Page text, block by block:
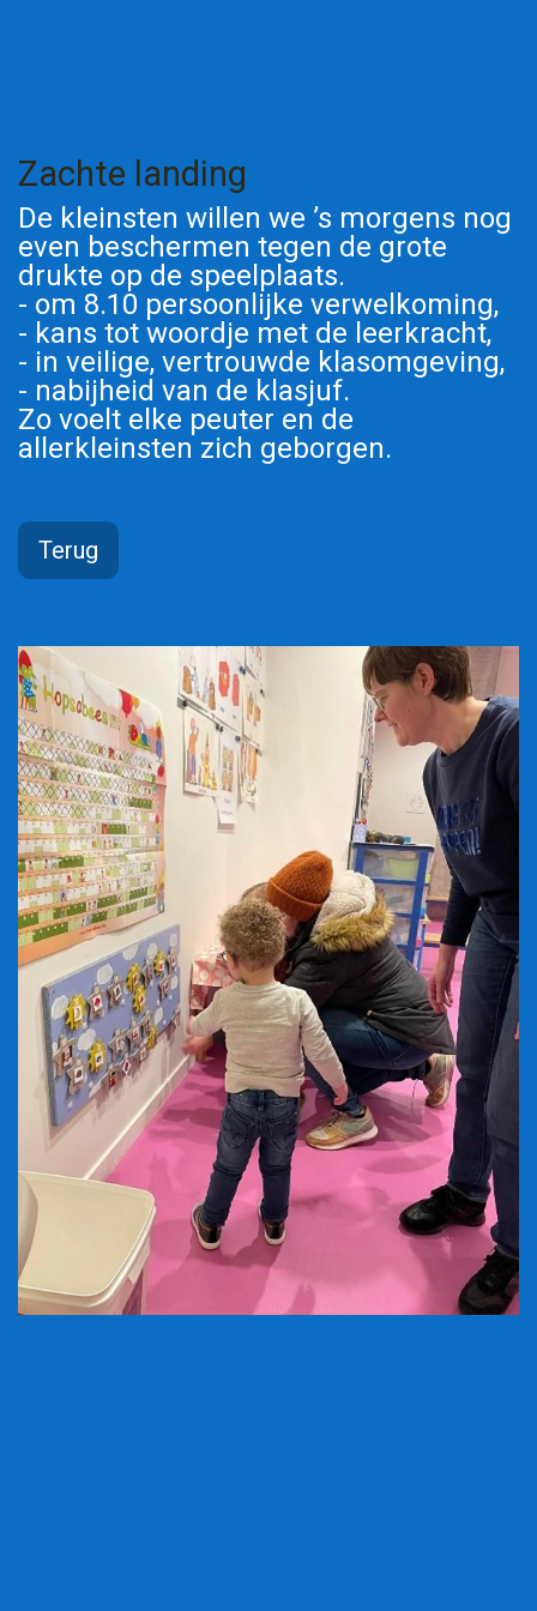
Zachte landing
De kleinsten willen we ’s morgens nog
even beschermen tegen de grote
drukte op de speelplaats.
- om 8.10 persoonlijke verwelkoming,
- kans tot woordje met de leerkracht,
- in veilige, vertrouwde klasomgeving,
- nabijheid van de klasjuf.
Zo voelt elke peuter en de
allerkleinsten zich geborgen.
Terug